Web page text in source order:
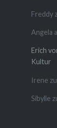
Freddy
Angela
Erich
Kultur
Irene zu
Sibylle